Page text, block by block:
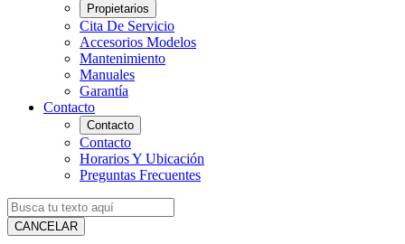
Propietarios
Cita De Servicio
Accesorios Modelos
Mantenimiento
Manuales
Garantía
Contacto
Contacto
Contacto
Horarios Y Ubicación
Preguntas Frecuentes
CANCELAR